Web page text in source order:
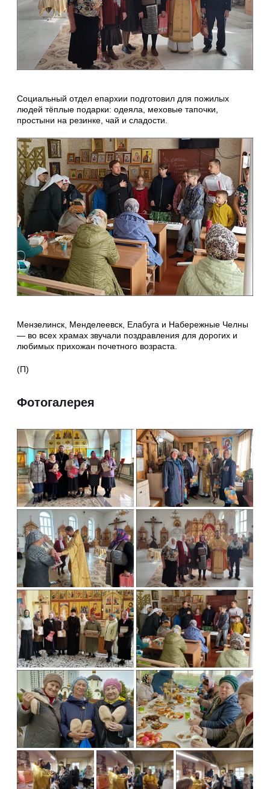
Социальный отдел епархии подготовил для пожилых
людей тёплые подарки: одеяла, меховые тапочки,
простыни на резинке, чай и сладости.
Мензелинск, Менделеевск, Елабуга и Набережные Челны
— во всех храмах звучали поздравления для дорогих и
любимых прихожан почетного возраста.
(П)
Фотогалерея